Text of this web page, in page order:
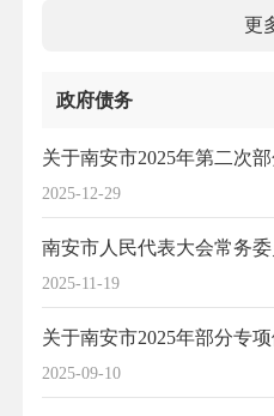
更
政府债务
2025-12-29
关于南安市2025年第二次
2025-11-19
南安市人民代表大会常务委员会关于批准南安市调
2025-09-10
关于南安市2025年部分专